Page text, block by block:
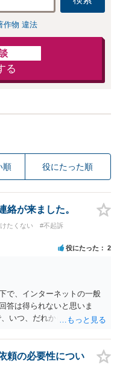
作物 違法
る
順 役にたった順
絡が来ました。
たくない
#不起訴
役にたった 2
で、インターネットの一般
答は得られないと思いま
いつ、だれからどのような
いて、お近くで詳細な法律
た方がよいと思われます。
Ｃレコーダーを持参して取
頼の必要性につい